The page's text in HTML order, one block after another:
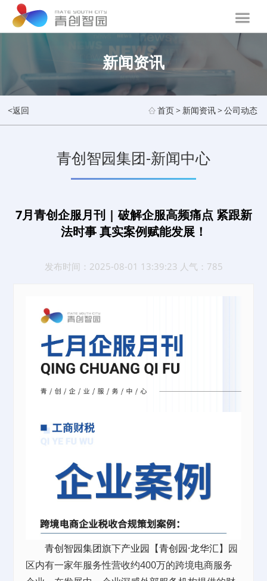
新闻资讯
<返回 首页> 新闻资讯>公司动态
青创智园集团-新闻中心
7月青创企服月刊 | 破解企服高频痛点 紧跟新
法时事 真实案例赋能发展！
发布时间：2025-08-01 13:39:23 人气：785
青创智园集团旗下产业园 【青创园·龙华汇】园
区内有一家年服务性营收约400万的跨境电商服务